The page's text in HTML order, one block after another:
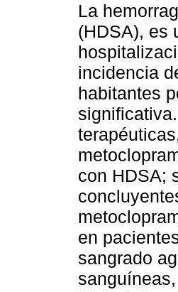
La
(HDSA), es
incidencia
habitantes
con HDSA;
en
sangrado